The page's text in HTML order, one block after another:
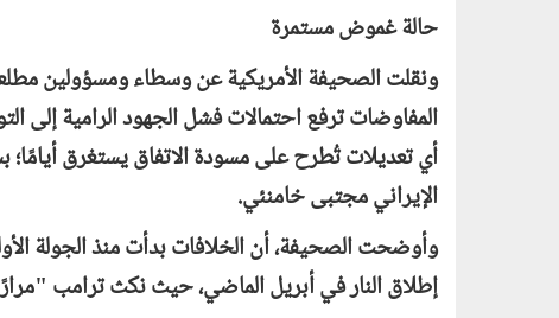
حالة غموض مستمرة
ونقلت الصحيفة الأمريكية عن وسطاء ومسؤولين
المفاوضات ترفع احتمالات فشل الجهود الرامية إلى
أي تعديلات تُطرح على مسودة الاتفاق يستغرق أيامًا؛
الإيراني مجتبى خامنئي.
وأوضحت الصحيفة، أن الخلافات بدأت منذ الجولة
إطلاق النار في أبريل الماضي، حيث نكث ترامب